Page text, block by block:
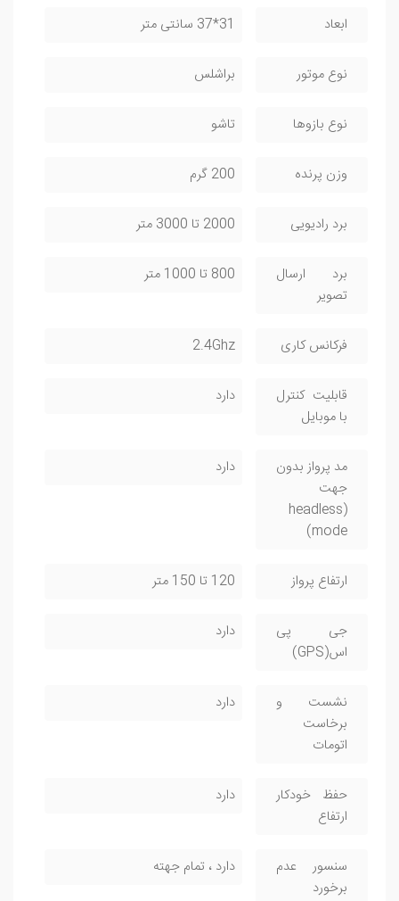
ابعاد 31*37 سانتی متر
نوع موتور براشلس
نوع بازوها تاشو
وزن پرنده 200 گرم
برد رادیویی 2000 تا 3000 متر
برد ارسال
تصویر
800 تا 1000 متر
فرکانس کاری 2.4Ghz
قابلیت کنترل
با موبایل
دارد
مد پرواز بدون
جهت
(headless
mode)
دارد
ارتفاع پرواز 120 تا 150 متر
جی پی
اس(GPS)
دارد
نشست و
برخاست
اتومات
دارد
حفظ خودکار
ارتفاع
دارد
سنسور عدم
برخورد
دارد ، تمام جهته